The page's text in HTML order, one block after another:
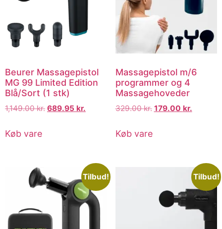
Beurer Massagepistol
MG 99 Limited Edition
Blå/Sort (1 stk)
1,149.00kr. 689.95 kr.
Køb vare
Massagepistol m/6
programmer og 4
Massagehoveder
329.00kr. 179.00 kr.
Køb vare
Tilbud! Tilbud!